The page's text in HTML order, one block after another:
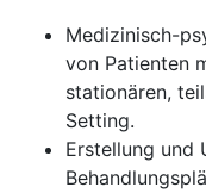
Medizinisch-
von Patienten
stationären,
Setting.
Erstellung und